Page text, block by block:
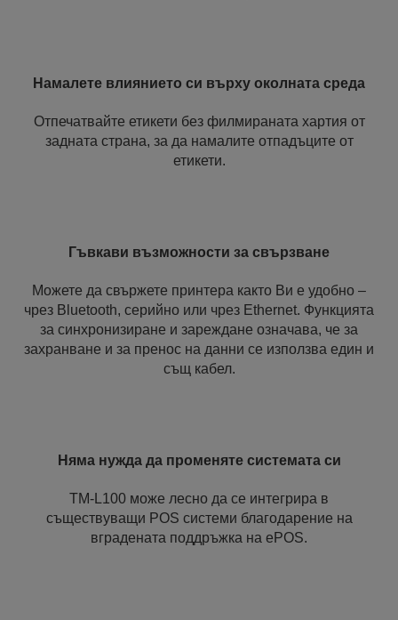
Намалете влиянието си върху околната среда
Отпечатвайте етикети без филмираната хартия от
задната страна, за да намалите отпадъците от
етикети.
Гъвкави възможности за свързване
Можете да свържете принтера както Ви е удобно –
чрез Bluetooth, серийно или чрез Ethernet. Функцията
за синхронизиране и зареждане означава, че за
захранване и за пренос на данни се използва един и
същ кабел.
Няма нужда да променяте системата си
TM-L100 може лесно да се интегрира в
съществуващи POS системи благодарение на
вградената поддръжка на ePOS.